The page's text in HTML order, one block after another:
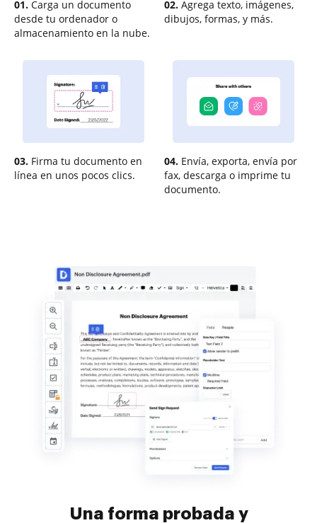
01. Carga un documento
desde tu ordenador o
almacenamiento en la nube.
02. Agrega texto, imágenes,
dibujos, formas, y más.
03. Firma tu documento en
línea en unos pocos clics.
04. Envía, exporta, envía por
fax, descarga o imprime tu
documento.
Una forma probada y